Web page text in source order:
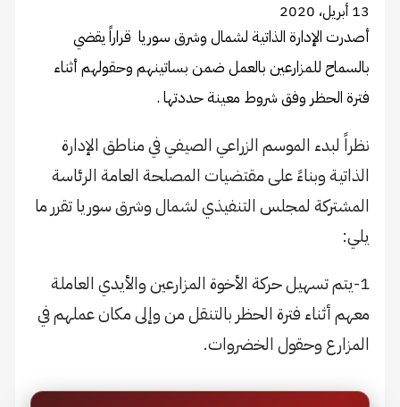
13 أبريل، 2020
​​​​​​​أصدرت الإدارة الذاتية لشمال وشرق سوريا قراراً يقضي
بالسماح للمزارعين بالعمل ضمن بساتينهم وحقولهم أثناء
فترة الحظر وفق شروط معينة حددتها .
نظراً لبدء الموسم الزراعي الصيفي في مناطق الإدارة
الذاتية وبناءً على مقتضيات المصلحة العامة الرئاسة
المشتركة لمجلس التنفيذي لشمال وشرق سوريا تقرر ما
يلي:
1-يتم تسهيل حركة الأخوة المزارعين والأيدي العاملة
معهم أثناء فترة الحظر بالتنقل من وإلى مكان عملهم في
المزارع وحقول الخضروات.